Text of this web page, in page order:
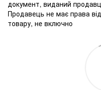
документ, виданий
Продавець не має права
товару, не включно